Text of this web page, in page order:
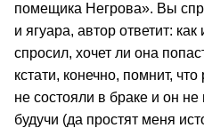
помещика Негрова». Вы
и ягуара, автор ответит:
спросил, хочет ли она
кстати, конечно, помнит,
не состояли в браке и он
будучи (да простят меня